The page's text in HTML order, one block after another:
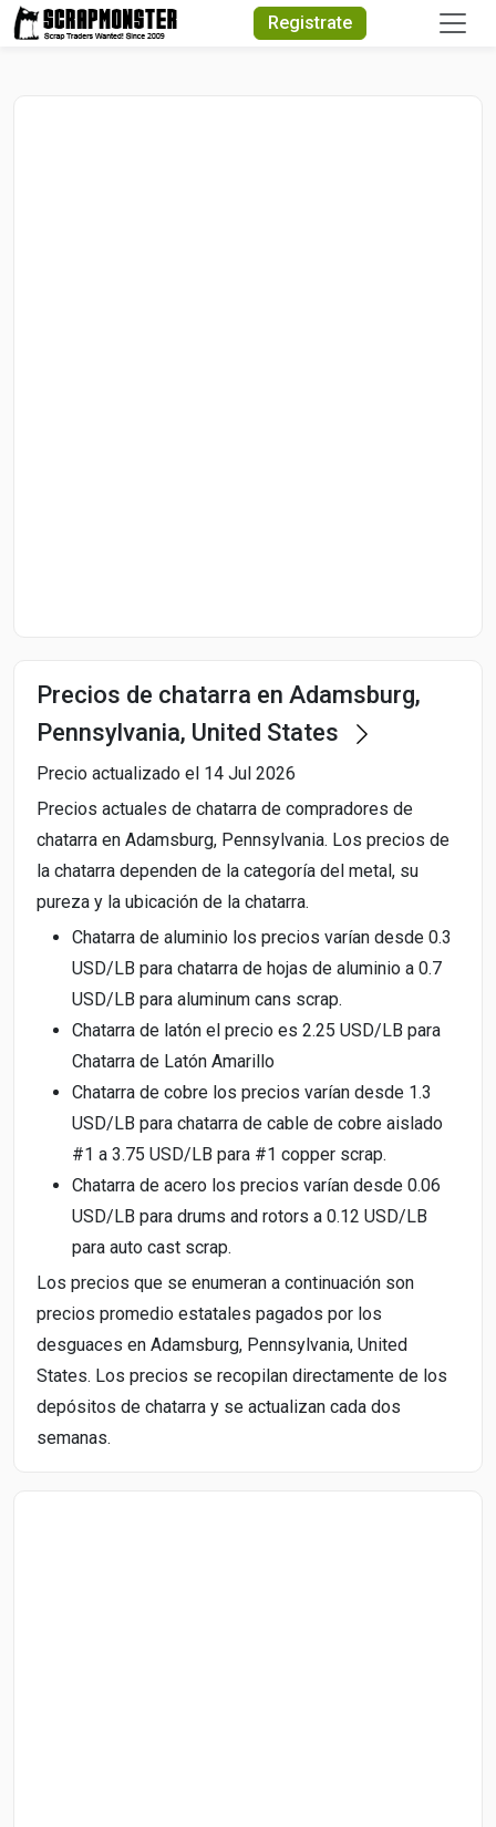
Registrate
Precios de chatarra en Adamsburg,
Pennsylvania, United States
Precio actualizado el 14 Jul 2026
Precios actuales de chatarra de compradores de
chatarra en Adamsburg, Pennsylvania. Los precios de
la chatarra dependen de la categoría del metal, su
pureza y la ubicación de la chatarra.
Chatarra de aluminio los precios varían desde 0.3
USD/LB para chatarra de hojas de aluminio a 0.7
USD/LB para aluminum cans scrap.
Chatarra de latón el precio es 2.25 USD/LB para
Chatarra de Latón Amarillo
Chatarra de cobre los precios varían desde 1.3
USD/LB para chatarra de cable de cobre aislado
#1 a 3.75 USD/LB para #1 copper scrap.
Chatarra de acero los precios varían desde 0.06
USD/LB para drums and rotors a 0.12 USD/LB
para auto cast scrap.
Los precios que se enumeran a continuación son
precios promedio estatales pagados por los
desguaces en Adamsburg, Pennsylvania, United
States. Los precios se recopilan directamente de los
depósitos de chatarra y se actualizan cada dos
semanas.
Quick Search
Search